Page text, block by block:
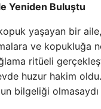
Yeniden Buluştu
yaşayan bir
ve
ritüeli
huzur hakim
bilgeliği